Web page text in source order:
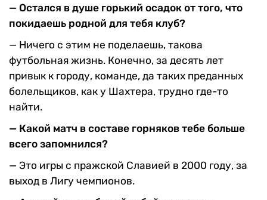
— Остался в душе горь­кий осадок от того, что
по­кидаешь родной для тебя клуб?
— Ничего с этим не поде­лаешь, такова
футбольная жизнь. Конечно, за десять лет
привык к городу, команде, да таких преданных
болельщи­ков, как у Шахтера, трудно где-то
найти.
— Какой матч в составе горняков тебе больше
все­го запомнился?
— Это игры с пражской Славией в 2000 году, за
вы­ход в Лигу чемпионов.